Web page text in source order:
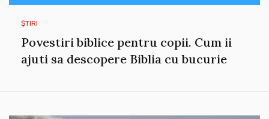
ȘTIRI
Povestiri biblice pentru copii. Cum ii
ajuti sa descopere Biblia cu bucurie